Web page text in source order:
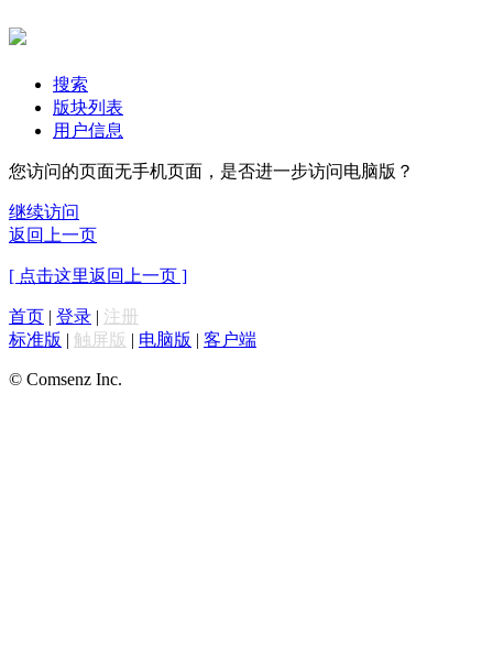
搜索
版块列表
用户信息
您访问的页面无手机页面，是否进一步访问电脑版？
继续访问
返回上一页
[ 点击这里返回上一页 ]
首页 | 登录 | 注册
标准版 | 触屏版 | 电脑版 | 客户端
© Comsenz Inc.